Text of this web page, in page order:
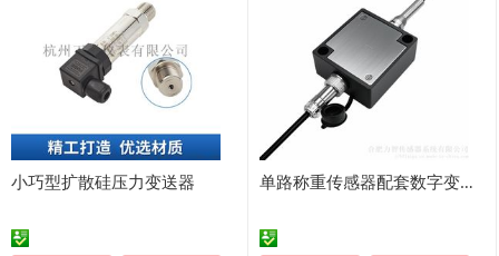
小巧型扩散硅压力变送器 单路称重传感器配套数字变送器V24-RS485